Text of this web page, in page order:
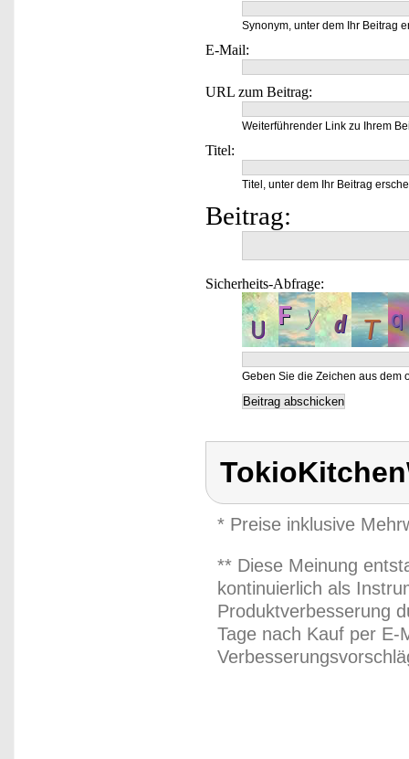
Synonym, unter dem Ihr Beitrag
E-Mail:
URL zum Beitrag:
Weiterführender Link zu Ihrem
Titel:
Titel, unter dem Ihr Beitrag
Beitrag:
Sicherheits-Abfrage:
Geben Sie die Zeichen aus dem
* Preise inklusive
** Diese Meinung
kontinuierlich als
Produktverbesserung
Tage nach Kauf per E-